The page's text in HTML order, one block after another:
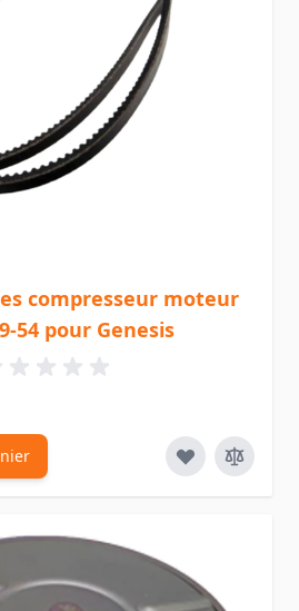
compresseur moteur
54 pour Genesis